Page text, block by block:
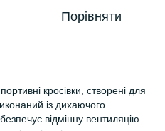
Порівняти
кросівки, створені для
із дихаючого
відмінну вентиляцію —